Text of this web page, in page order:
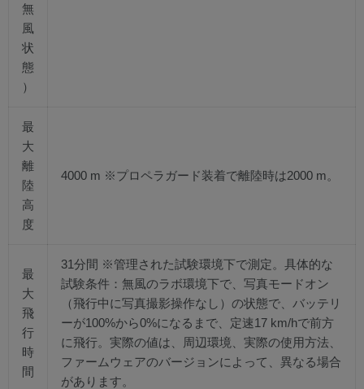
無
風
状
態
）
最
大
離
陸
高
度
4000 m ※プロペラガード装着で離陸時は2000 m。
最
大
飛
行
時
間
31分間 ※管理された試験環境下で測定。具体的な
試験条件：無風のラボ環境下で、写真モードオン
（飛行中に写真撮影操作なし）の状態で、バッテリ
ーが100%から0%になるまで、定速17 km/hで前方
に飛行。実際の値は、周辺環境、実際の使用方法、
ファームウェアのバージョンによって、異なる場合
があります。